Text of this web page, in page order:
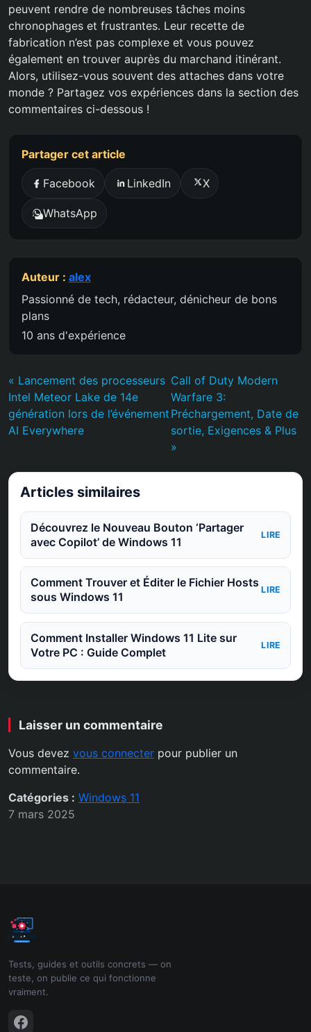
peuvent rendre de nombreuses tâches moins
chronophages et frustrantes. Leur recette de
fabrication n’est pas complexe et vous pouvez
également en trouver auprès du marchand itinérant.
Alors, utilisez-vous souvent des attaches dans votre
monde ? Partagez vos expériences dans la section des
commentaires ci-dessous !
Partager cet article
Facebook LinkedIn X
WhatsApp
Auteur : alex
Passionné de tech, rédacteur, dénicheur de bons
plans
10 ans d'expérience
« Lancement des processeurs
Intel Meteor Lake de 14e
génération lors de l’événement
AI Everywhere
Call of Duty Modern
Warfare 3:
Préchargement, Date de
sortie, Exigences & Plus
»
Articles similaires
Découvrez le Nouveau Bouton ‘Partager
avec Copilot’ de Windows 11
LIRE
Comment Trouver et Éditer le Fichier Hosts
sous Windows 11
LIRE
Comment Installer Windows 11 Lite sur
Votre PC : Guide Complet
LIRE
Laisser un commentaire
Vous devez vous connecter pour publier un
commentaire.
Catégories : Windows 11
7 mars 2025
Tests, guides et outils concrets — on
teste, on publie ce qui fonctionne
vraiment.